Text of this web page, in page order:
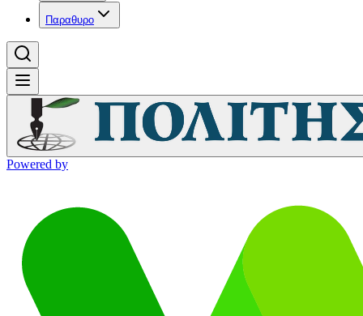
Παραθυρο
Powered by